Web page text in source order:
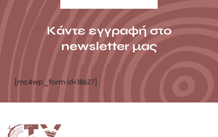
Κάντε εγγραφή στο
newsletter μας
[mc4wp_form id=18627]